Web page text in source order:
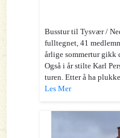
Busstur til Tysvær /
fulltegnet, 41
årlige sommertur gikk
Også i år stilte Karl
turen. Etter å ha plukket
Les Mer